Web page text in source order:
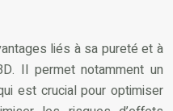
liés à sa pureté et à
Il permet notamment un
est crucial pour optimiser